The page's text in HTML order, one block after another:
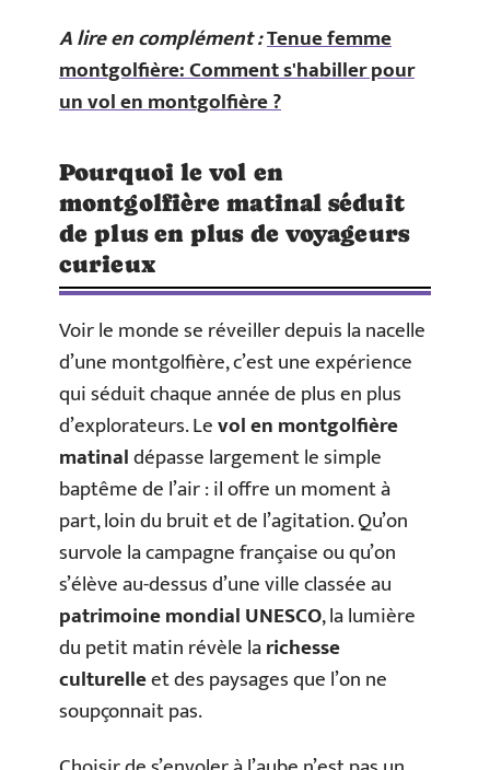
A lire en complément :Tenue femme
montgolfière: Comment s'habiller pour
un vol en montgolfière ?
Pourquoi le vol en
montgolfière matinal séduit
de plus en plus de voyageurs
curieux
Voir le monde se réveiller depuis la nacelle
d’une montgolfière, c’est une expérience
qui séduit chaque année de plus en plus
d’explorateurs. Levol en montgolfière
matinaldépasse largement le simple
baptême de l’air : il offre un moment à
part, loin du bruit et de l’agitation. Qu’on
survole la campagne française ou qu’on
s’élève au-dessus d’une ville classée au
patrimoine mondial UNESCO, la lumière
du petit matin révèle larichesse
culturelleet des paysages que l’on ne
soupçonnait pas.